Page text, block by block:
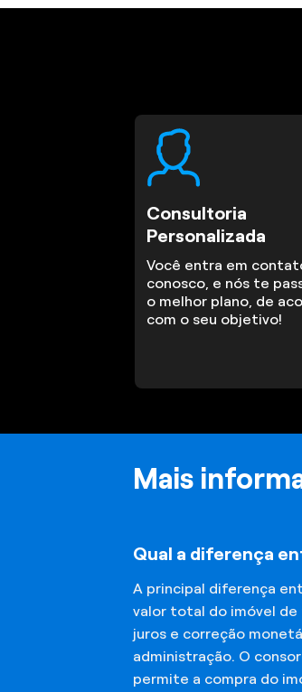
Consultoria
Personalizada
Você entra em
conosco, e nós te
o melhor plano, de
com o seu objetivo!
Mais
Qual a diferença
A principal diferença
valor total do imóvel de
juros e correção
administração. O
permite a compra do